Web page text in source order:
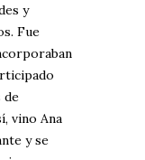
y
Fue
de
vino Ana
y se